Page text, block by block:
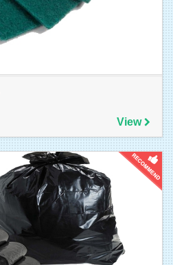
View